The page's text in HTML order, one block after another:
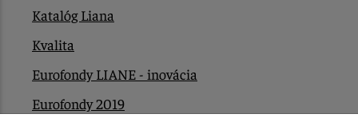
Katalóg Liana
Kvalita
Eurofondy LIANE - inovácia
Eurofondy 2019